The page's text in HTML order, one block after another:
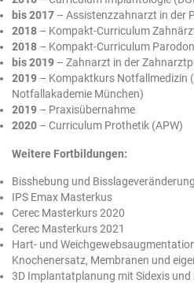
bis 2017 – Assistenzzahnarzt in der
2018 – Kompakt-Curriculum
2018 – Kompakt-Curriculum
bis 2019 – Zahnarzt in der
2019 – Kompaktkurs Notfallmedizin
Notfallakademie München)
2019 – Praxisübernahme
2020 – Curriculum Prothetik (APW)
Weitere Fortbildungen:
Bisshebung und Bisslageveränderung
IPS Emax Masterkus
Cerec Masterkurs 2020
Cerec Masterkurs 2021
Hart- und
Knochenersatz, Membranen und
3D Implantatplanung mit Sidexis und